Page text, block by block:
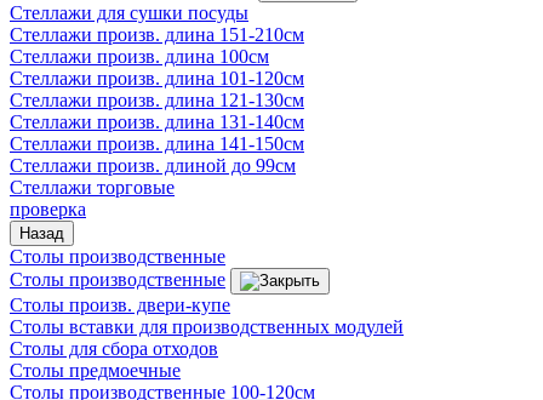
Стеллажи для сушки посуды
Стеллажи произв. длина 151-210см
Стеллажи произв. длина 100см
Стеллажи произв. длина 101-120см
Стеллажи произв. длина 121-130см
Стеллажи произв. длина 131-140см
Стеллажи произв. длина 141-150см
Стеллажи произв. длиной до 99см
Стеллажи торговые
проверка
Назад
Столы производственные
Столы производственные
Столы произв. двери-купе
Столы вставки для производственных модулей
Столы для сбора отходов
Столы предмоечные
Столы производственные 100-120см